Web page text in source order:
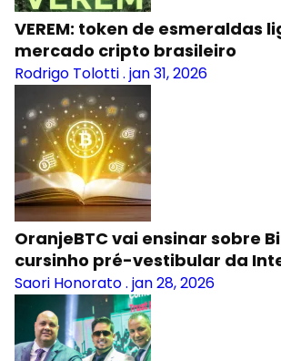
VEREM: token de esmeraldas
mercado cripto brasileiro
Rodrigo Tolotti. jan 31, 2026
OranjeBTC vai ensinar sobre
cursinho pré-vestibular da
Saori Honorato. jan 28, 2026